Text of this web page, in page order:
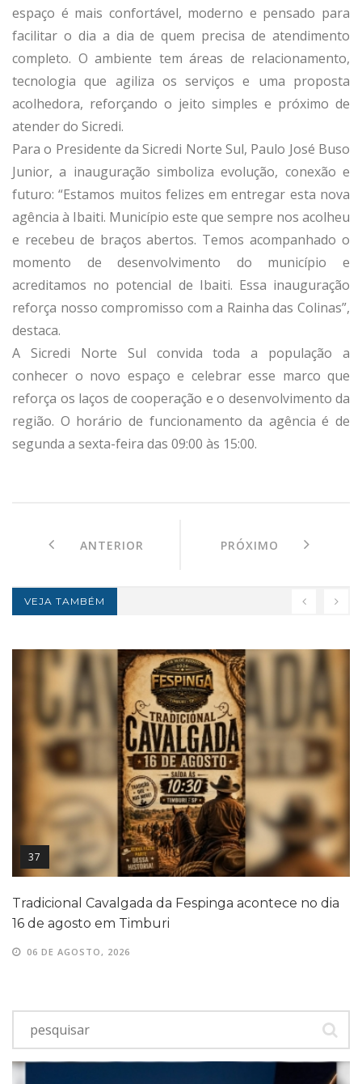
espaço é mais confortável, moderno e pensado para
facilitar o dia a dia de quem precisa de atendimento
completo. O ambiente tem áreas de relacionamento,
tecnologia que agiliza os serviços e uma proposta
acolhedora, reforçando o jeito simples e próximo de
atender do Sicredi.
Para o Presidente da Sicredi Norte Sul, Paulo José Buso
Junior, a inauguração simboliza evolução, conexão e
futuro: “Estamos muitos felizes em entregar esta nova
agência à Ibaiti. Município este que sempre nos acolheu
e recebeu de braços abertos. Temos acompanhado o
momento de desenvolvimento do município e
acreditamos no potencial de Ibaiti. Essa inauguração
reforça nosso compromisso com a Rainha das Colinas”,
destaca.
A Sicredi Norte Sul convida toda a população a
conhecer o novo espaço e celebrar esse marco que
reforça os laços de cooperação e o desenvolvimento da
região. O horário de funcionamento da agência é de
segunda a sexta-feira das 09:00 às 15:00.
ANTERIOR PRÓXIMO
VEJA TAMBÉM
37
Tradicional Cavalgada da Fespinga acontece no dia
16 de agosto em Timburi
06 DE AGOSTO, 2026